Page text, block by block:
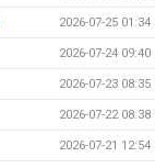
2026-07-25 01:34
2026-07-24 09:40
2026-07-23 08:35
2026-07-22 08:38
2026-07-21 12:54